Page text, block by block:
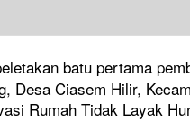
batu pertama
Desa Ciasem Hilir,
Rumah Tidak Layak